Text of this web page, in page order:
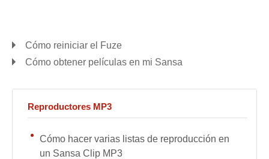
Cómo reiniciar el Fuze
Cómo obtener películas en mi Sansa
Reproductores MP3
Cómo hacer varias listas de reproducción en
un Sansa Clip MP3